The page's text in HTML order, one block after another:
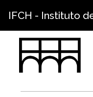
IFCH - Instituto